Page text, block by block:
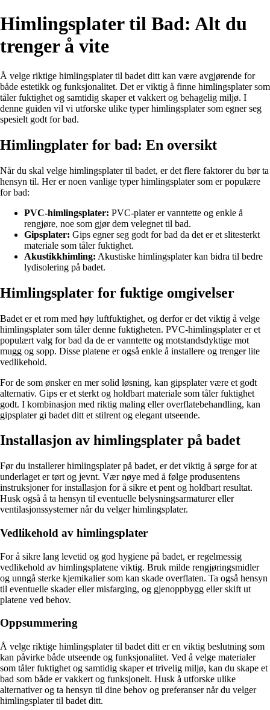
Himlingsplater til Bad: Alt du
trenger å vite
Å velge riktige himlingsplater til badet ditt kan være avgjørende for
både estetikk og funksjonalitet. Det er viktig å finne himlingsplater som
tåler fuktighet og samtidig skaper et vakkert og behagelig miljø. I
denne guiden vil vi utforske ulike typer himlingsplater som egner seg
spesielt godt for bad.
Himlingplater for bad: En oversikt
Når du skal velge himlingsplater til badet, er det flere faktorer du bør ta
hensyn til. Her er noen vanlige typer himlingsplater som er populære
for bad:
PVC-himlingsplater: PVC-plater er vanntette og enkle å
rengjøre, noe som gjør dem velegnet til bad.
Gipsplater: Gips egner seg godt for bad da det er et slitesterkt
materiale som tåler fuktighet.
Akustikkhimling: Akustiske himlingsplater kan bidra til bedre
lydisolering på badet.
Himlingsplater for fuktige omgivelser
Badet er et rom med høy luftfuktighet, og derfor er det viktig å velge
himlingsplater som tåler denne fuktigheten. PVC-himlingsplater er et
populært valg for bad da de er vanntette og motstandsdyktige mot
mugg og sopp. Disse platene er også enkle å installere og trenger lite
vedlikehold.
For de som ønsker en mer solid løsning, kan gipsplater være et godt
alternativ. Gips er et sterkt og holdbart materiale som tåler fuktighet
godt. I kombinasjon med riktig maling eller overflatebehandling, kan
gipsplater gi badet ditt et stilrent og elegant utseende.
Installasjon av himlingsplater på badet
Før du installerer himlingsplater på badet, er det viktig å sørge for at
underlaget er tørt og jevnt. Vær nøye med å følge produsentens
instruksjoner for installasjon for å sikre et pent og holdbart resultat.
Husk også å ta hensyn til eventuelle belysningsarmaturer eller
ventilasjonssystemer når du velger himlingsplater.
Vedlikehold av himlingsplater
For å sikre lang levetid og god hygiene på badet, er regelmessig
vedlikehold av himlingsplatene viktig. Bruk milde rengjøringsmidler
og unngå sterke kjemikalier som kan skade overflaten. Ta også hensyn
til eventuelle skader eller misfarging, og gjenoppbygg eller skift ut
platene ved behov.
Oppsummering
Å velge riktige himlingsplater til badet ditt er en viktig beslutning som
kan påvirke både utseende og funksjonalitet. Ved å velge materialer
som tåler fuktighet og samtidig skaper et trivelig miljø, kan du skape et
bad som både er vakkert og funksjonelt. Husk å utforske ulike
alternativer og ta hensyn til dine behov og preferanser når du velger
himlingsplater til badet ditt.